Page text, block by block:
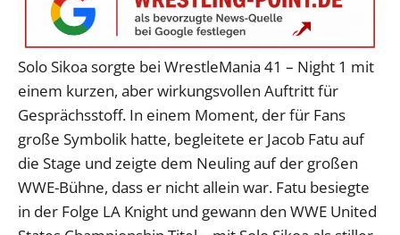
Solo Sikoa sorgte bei WrestleMania 41 – Night 1 mit
einem kurzen, aber wirkungsvollen Auftritt für
Gesprächsstoff. In einem Moment, der für Fans
große Symbolik hatte, begleitete er Jacob Fatu auf
die Stage und zeigte dem Neuling auf der großen
WWE-Bühne, dass er nicht allein war. Fatu besiegte
in der Folge LA Knight und gewann den WWE United